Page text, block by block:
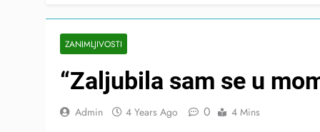
ZANIMLJIVOSTI
“Zaljubila sam se u
Admin 4 Years Ago 0 4 Mins